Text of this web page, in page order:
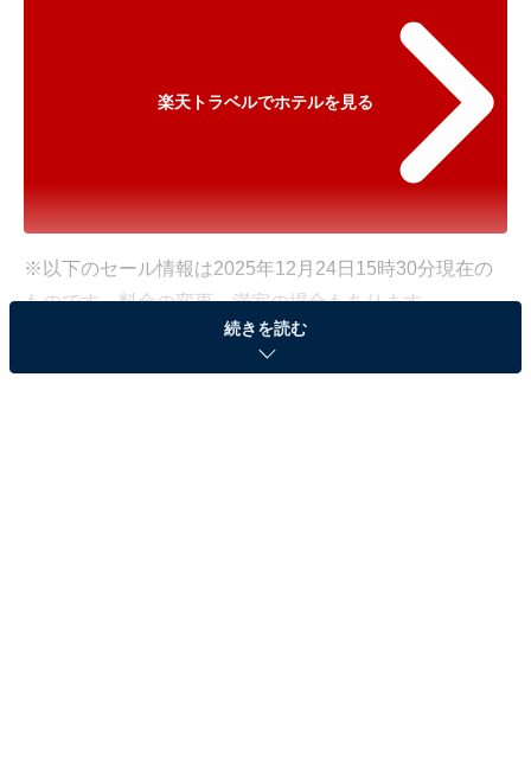
楽天トラベルでホテルを見る
※以下のセール情報は2025年12月24日15時30分現在の
ものです。料金の変更、満室の場合もあります。
※本記事で紹介している商品の購入やサービスの利用により、売上の一部が
オールアバウトに還元されることがあります。
続きを読む